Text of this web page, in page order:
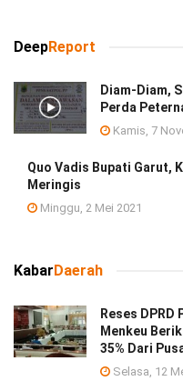
DeepReport
Diam-Diam,
Perda
Kamis, 7
Quo Vadis Bupati Garut,
Meringis
Minggu, 2 Mei 2021
KabarDaerah
Reses
Menkeu
35% Dari
Selasa, 12